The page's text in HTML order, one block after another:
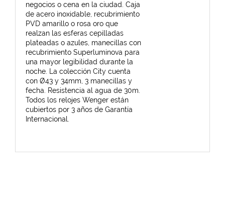
negocios o cena en la ciudad. Caja
de acero inoxidable, recubrimiento
PVD amarillo o rosa oro que
realzan las esferas cepilladas
plateadas o azules, manecillas con
recubrimiento Superluminova para
una mayor legibilidad durante la
noche. La colección City cuenta
con Ø43 y 34mm, 3 manecillas y
fecha. Resistencia al agua de 30m.
Todos los relojes Wenger están
cubiertos por 3 años de Garantía
Internacional.